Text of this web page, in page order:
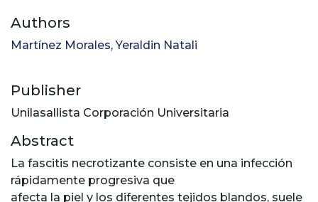
Authors
Martínez Morales, Yeraldin Natali
Publisher
Unilasallista Corporación Universitaria
Abstract
La fascitis necrotizante consiste en una infección
rápidamente progresiva que
afecta la piel y los diferentes tejidos blandos, suele